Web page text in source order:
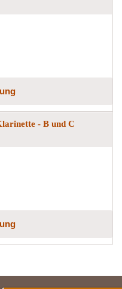
- B und C